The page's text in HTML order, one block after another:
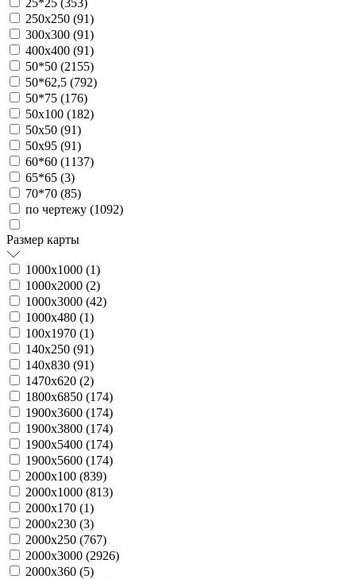
250х250 (91)
300х300 (91)
400х400 (91)
50*50 (2155)
50*62,5 (792)
50*75 (176)
50х100 (182)
50х50 (91)
50х95 (91)
60*60 (1137)
65*65 (3)
70*70 (85)
по чертежу (1092)
Размер карты
1000х1000 (1)
1000х2000 (2)
1000х3000 (42)
1000х480 (1)
100х1970 (1)
140х250 (91)
140х830 (91)
1470х620 (2)
1800х6850 (174)
1900х3600 (174)
1900х3800 (174)
1900х5400 (174)
1900х5600 (174)
2000х100 (839)
2000х1000 (813)
2000х170 (1)
2000х230 (3)
2000х250 (767)
2000х3000 (2926)
2000х360 (5)